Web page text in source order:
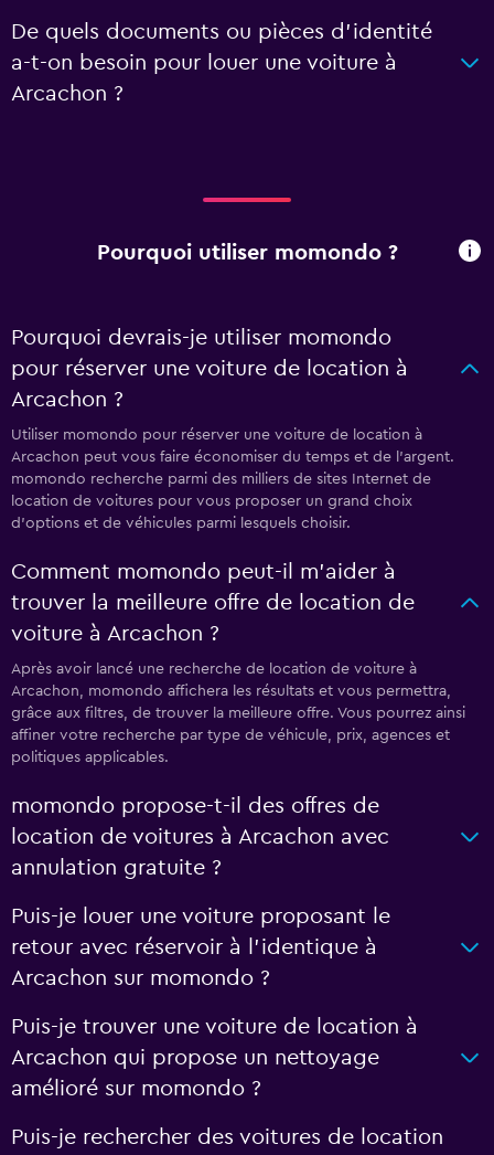
De quels documents ou pièces d'identité
a-t-on besoin pour louer une voiture à
Arcachon ?
Pourquoi utiliser momondo ?
Pourquoi devrais-je utiliser momondo
pour réserver une voiture de location à
Arcachon ?
Utiliser momondo pour réserver une voiture de location à
Arcachon peut vous faire économiser du temps et de l'argent.
momondo recherche parmi des milliers de sites Internet de
location de voitures pour vous proposer un grand choix
d'options et de véhicules parmi lesquels choisir.
Comment momondo peut-il m’aider à
trouver la meilleure offre de location de
voiture à Arcachon ?
Après avoir lancé une recherche de location de voiture à
Arcachon, momondo affichera les résultats et vous permettra,
grâce aux filtres, de trouver la meilleure offre. Vous pourrez ainsi
affiner votre recherche par type de véhicule, prix, agences et
politiques applicables.
momondo propose-t-il des offres de
location de voitures à Arcachon avec
annulation gratuite ?
Puis-je louer une voiture proposant le
retour avec réservoir à l’identique à
Arcachon sur momondo ?
Puis-je trouver une voiture de location à
Arcachon qui propose un nettoyage
amélioré sur momondo ?
Puis-je rechercher des voitures de location